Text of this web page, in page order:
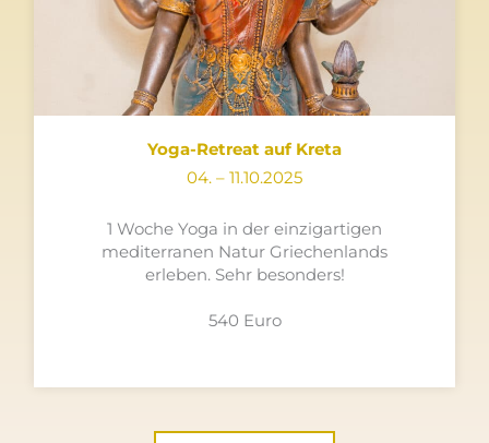
Yoga-Retreat auf Kreta
04. – 11.10.2025
1 Woche Yoga in der einzigartigen
mediterranen Natur Griechenlands
erleben. Sehr besonders!
540 Euro